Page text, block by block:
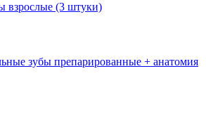
взрослые (3 штуки)
зубы препарированные + анатомия